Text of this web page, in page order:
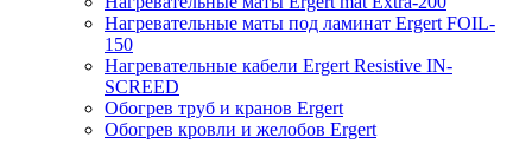
Нагревательные маты под ламинат Ergert FOIL-
150
Нагревательные кабели Ergert Resistive IN-
SCREED
Обогрев труб и кранов Ergert
Обогрев кровли и желобов Ergert